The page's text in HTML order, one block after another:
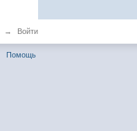
→ Войти
Помощь